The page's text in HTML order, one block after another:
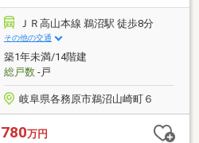
だけます。＝＝＝＝＝＝＝＝＝＝
＝＝＝＝＝＝《平日もご案内可能
私達は、周辺環境、相場、お得
など丁寧にご案内できます。＝＝
＝＝＝＝＝＝＝＝＝＝＝＝＝＝
ＪＲ高山本線 鵜沼駅 徒歩8分
その他の交通
築1年未満/14階建
総戸数-戸
岐阜県各務原市鵜沼山崎町６
万円